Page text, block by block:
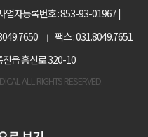
업자등록번호 : 853-93-01967 |
|
팩스 : 031.8049.7651
진읍 흥신로 320-10
ALL RIGHTS RESERVED.